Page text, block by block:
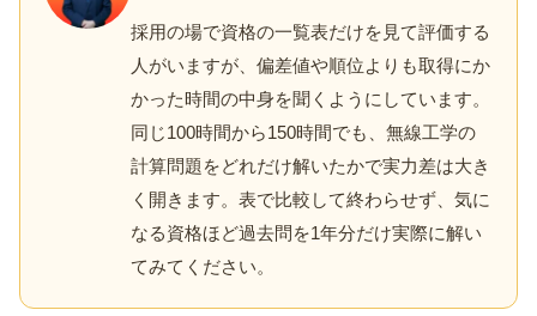
採用の場で資格の一覧表だけを見て評価する
人がいますが、偏差値や順位よりも取得にか
かった時間の中身を聞くようにしています。
同じ100時間から150時間でも、無線工学の
計算問題をどれだけ解いたかで実力差は大き
く開きます。表で比較して終わらせず、気に
なる資格ほど過去問を1年分だけ実際に解い
てみてください。